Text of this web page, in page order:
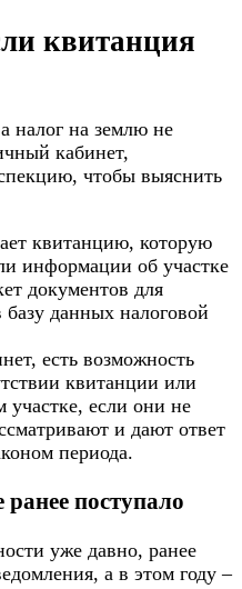
квитанция
налог на землю не
кабинет,
чтобы выяснить
квитанцию, которую
информации об участке
документов для
данных налоговой
есть возможность
квитанции или
участке, если они не
и дают ответ
периода.
поступало
уже давно, ранее
а в этом году –